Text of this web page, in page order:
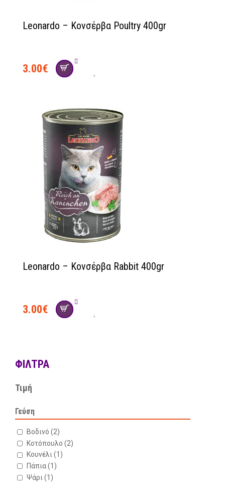
Leonardo – Κονσέρβα Poultry 400gr
3.00€
Leonardo – Κονσέρβα Rabbit 400gr
3.00€
ΦΊΛΤΡΑ
Τιμή
Γεύση
Βοδινό (2)
Κοτόπουλο (2)
Κουνέλι(1)
Πάπια(1)
Ψάρι (1)